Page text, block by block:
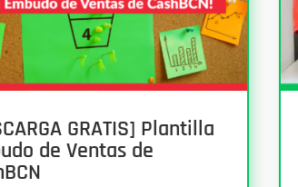
GRATIS] Plantilla
de Ventas de